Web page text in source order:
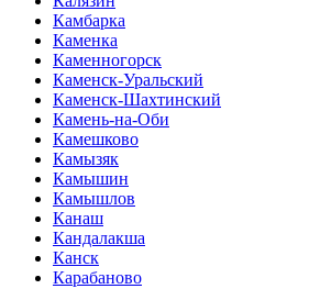
Камбарка
Каменка
Каменногорск
Каменск-Уральский
Каменск-Шахтинский
Камень-на-Оби
Камешково
Камызяк
Камышин
Камышлов
Канаш
Кандалакша
Канск
Карабаново